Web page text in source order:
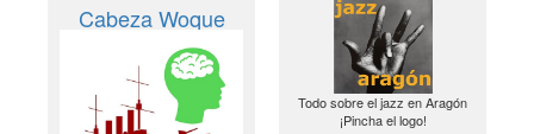
Cabeza Woque
Todo sobre el jazz en Aragón
¡Pincha el logo!